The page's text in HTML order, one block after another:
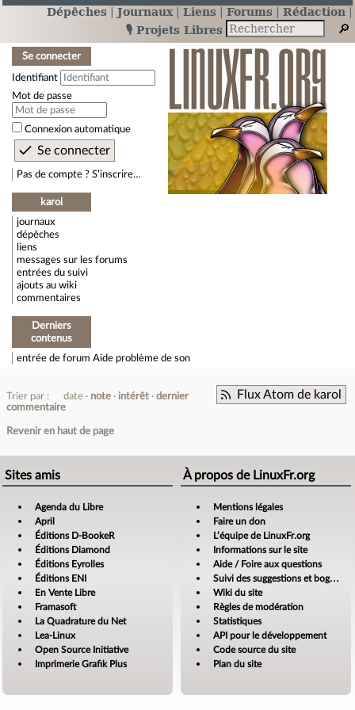
Dépêches Journaux Liens Forums
Rédaction
🎙️ Projets Libres
Se connecter
Identifiant
Mot de passe
Connexion automatique
Pas de compte ? S’inscrire…
karol
journaux
dépêches
liens
messages sur les forums
entrées du suivi
ajouts au wiki
commentaires
Derniers
contenus
entrée de forum Aide problème de son
Flux Atom de karol
Trier par : date note intérêt
dernier
commentaire
Revenir en haut de page
Sites amis
Agenda du Libre
April
Éditions D-BookeR
Éditions Diamond
Éditions Eyrolles
Éditions ENI
En Vente Libre
Framasoft
La Quadrature du Net
Lea-Linux
Open Source Initiative
Imprimerie Grafik Plus
À propos de LinuxFr.org
Mentions légales
Faire un don
L’équipe de LinuxFr.org
Informations sur le site
Aide / Foire aux questions
Suivi des suggestions et bogues
Wiki du site
Règles de modération
Statistiques
API pour le développement
Code source du site
Plan du site